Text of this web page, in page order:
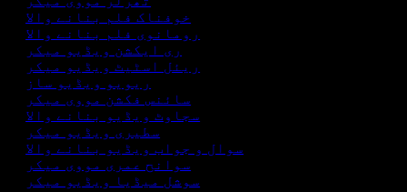
خوفناک فلم بنانے والا
رومانوی فلم بنانے والا
ری ایکشن ویڈیو میکر
ریئل اسٹیٹ ویڈیو میکر
ریویو ویڈیو ساز
سائنس فکشن مووی میکر
سجاوٹ ویڈیو بنانے والا
سطیری ویڈیو میکر
سوال و جواب ویڈیو بنانے والا
سوانح عمری مووی میکر
سوشل میڈیا ویڈیو میکر